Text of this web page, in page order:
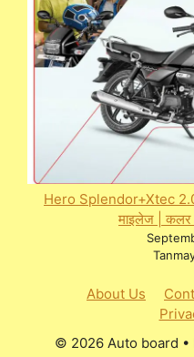
Hero Splendor+Xtec 2.0-
माइलेज | कलर
About Us
© 2026 Auto board